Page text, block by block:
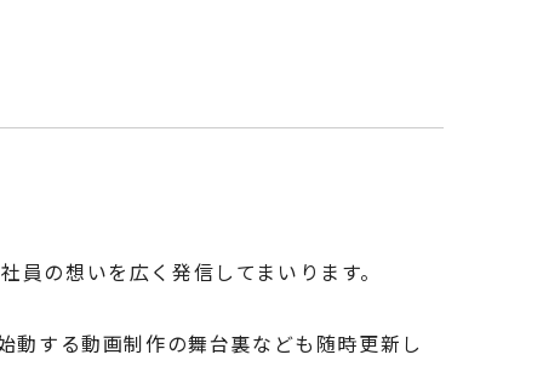
の想いを広く発信してまいります。
する動画制作の舞台裏なども随時更新し